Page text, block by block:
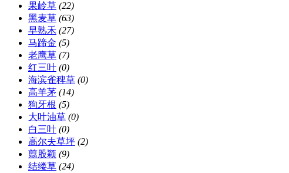
果岭草 (22)
黑麦草 (63)
早熟禾 (27)
马蹄金 (5)
老鹰草 (7)
红三叶 (0)
海滨雀稗草 (0)
高羊茅 (14)
狗牙根 (5)
大叶油草 (0)
白三叶 (0)
高尔夫草坪 (2)
翦股颖 (9)
结缕草 (24)